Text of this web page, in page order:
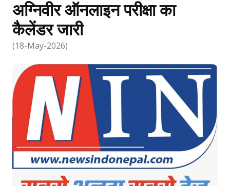
अग्निवीर ऑनलाइन परीक्षा का
कैलेंडर जारी
(18-May-2026)